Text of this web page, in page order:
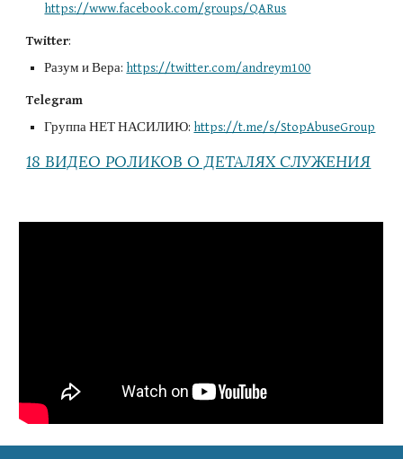
https://www.facebook.com/groups/QARus
Twitter:
Разум и Вера: https://twitter.com/andreym100
Telegram
Группа НЕТ НАСИЛИЮ: https://t.me/s/StopAbuseGroup
18 ВИДЕО РОЛИКОВ О ДЕТАЛЯХ СЛУЖЕНИЯ